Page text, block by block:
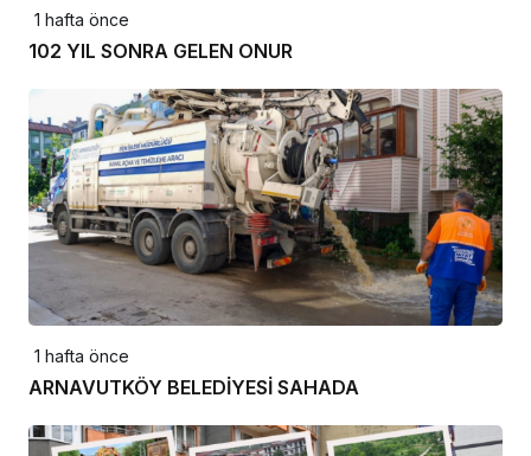
1 hafta önce
102 YIL SONRA GELEN ONUR
1 hafta önce
ARNAVUTKÖY BELEDİYESİ SAHADA